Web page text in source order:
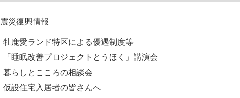
震災復興情報
牡鹿愛ランド特区による優遇制度等
「睡眠改善プロジェクトとうほく」講演会
暮らしとこころの相談会
仮設住宅入居者の皆さんへ